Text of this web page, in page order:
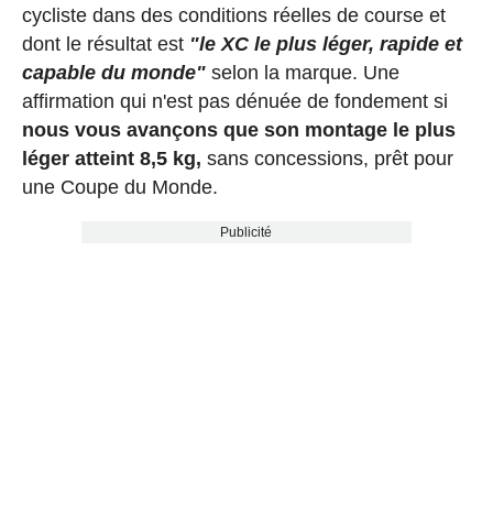
cycliste dans des conditions réelles de course et
dont le résultat est "le XC le plus léger, rapide et
capable du monde" selon la marque. Une
affirmation qui n'est pas dénuée de fondement si
nous vous avançons que son montage le plus
léger atteint 8,5 kg, sans concessions, prêt pour
une Coupe du Monde.
Publicité